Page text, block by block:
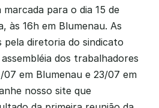
para o dia 15 de
às 16h em Blumenau. As
pela diretoria do sindicato
dos trabalhadores
07 em Blumenau e 23/07 em
nosso site que